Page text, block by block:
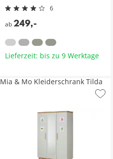
6
ab 249,-
Lieferzeit: bis zu 9 Werktage
Mia & Mo Kleiderschrank Tilda